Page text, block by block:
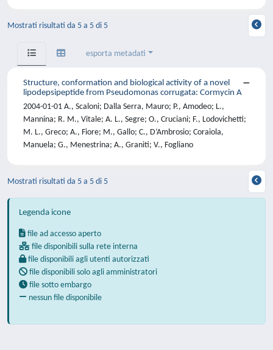
Mostrati risultati da 5 a 5 di 5
esporta metadati
Structure, conformation and biological activity of a novel
lipodepsipeptide from Pseudomonas corrugata: Cormycin A
2004-01-01 A., Scaloni; Dalla Serra, Mauro; P., Amodeo; L.,
Mannina; R. M., Vitale; A. L., Segre; O., Cruciani; F., Lodovichetti;
M. L., Greco; A., Fiore; M., Gallo; C., D’Ambrosio; Coraiola,
Manuela; G., Menestrina; A., Graniti; V., Fogliano
Mostrati risultati da 5 a 5 di 5
Legenda icone
file ad accesso aperto
file disponibili sulla rete interna
file disponibili agli utenti autorizzati
file disponibili solo agli amministratori
file sotto embargo
nessun file disponibile